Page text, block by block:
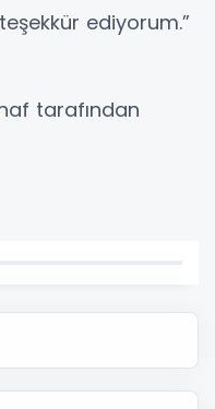
ediyorum.”
tarafından